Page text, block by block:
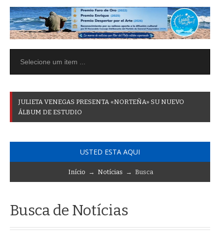
JULIETA VENEGAS PRESENTA «NORTEÑA» SU NUEVO
ÁLBUM DE ESTUDIO
USTED ESTA AQUI
Início → Notícias → Busca
Busca de Notícias